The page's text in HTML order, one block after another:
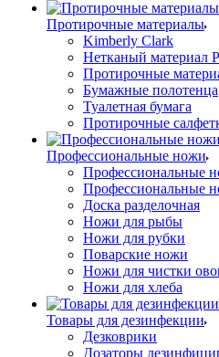
Протирочные материалы
Kimberly Clark
Нетканый материал
Протирочные
Бумажные полотенца
Туалетная бумага
Протирочные
Профессиональные ножи
Профессиональные
Профессиональные
Доска разделочная
Ножи для рыбы
Ножи для рубки
Поварские ножи
Ножи для чистки
Ножи для хлеба
Товары для дезинфекции
Дезковрики
Дозаторы